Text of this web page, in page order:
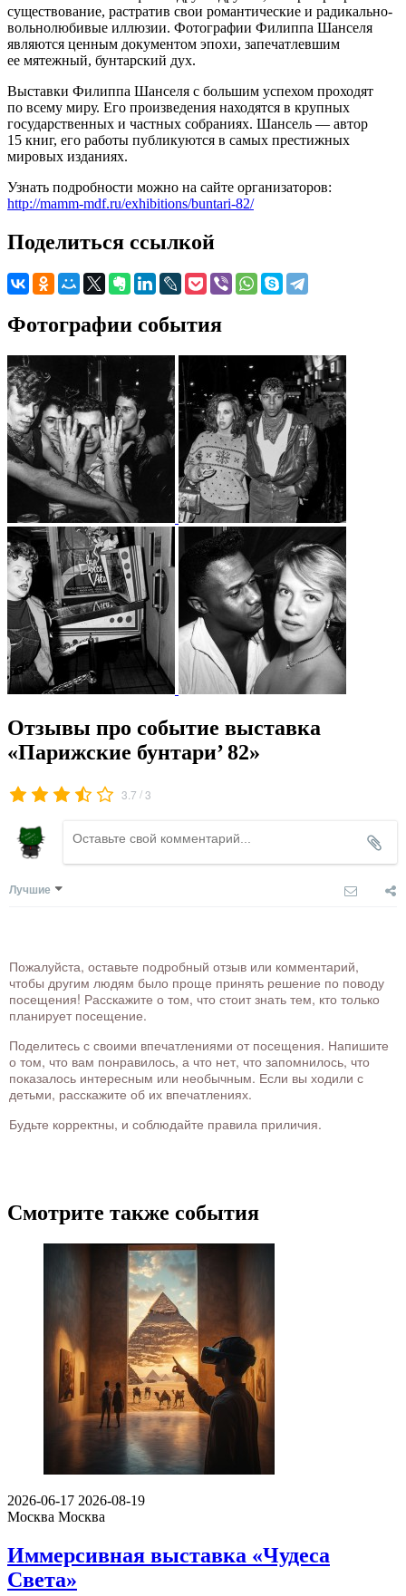
существование, растратив свои романтические и радикально-
вольнолюбивые иллюзии. Фотографии Филиппа Шанселя
являются ценным документом эпохи, запечатлевшим
ее мятежный, бунтарский дух.
Выставки Филиппа Шанселя с большим успехом проходят
по всему миру. Его произведения находятся в крупных
государственных и частных собраниях. Шансель — автор
15 книг, его работы публикуются в самых престижных
мировых изданиях.
Узнать подробности можно на сайте организаторов:
http://mamm-mdf.ru/exhibitions/buntari-82/
Поделиться ссылкой
Фотографии события
Отзывы про событие выставка
«Парижские бунтари’ 82»
3.7 /3
Лучшие
Пожалуйста, оставьте подробный отзыв или комментарий,
чтобы другим людям было проще принять решение по поводу
посещения! Расскажите о том, что стоит знать тем, кто только
планирует посещение.
Поделитесь с своими впечатлениями от посещения. Напишите
о том, что вам понравилось, а что нет, что запомнилось, что
показалось интересным или необычным. Если вы ходили с
детьми, расскажите об их впечатлениях.
Будьте корректны, и соблюдайте правила приличия.
Смотрите также события
2026-06-17 2026-08-19
Москва Москва
Иммерсивная выставка «Чудеса
Света»